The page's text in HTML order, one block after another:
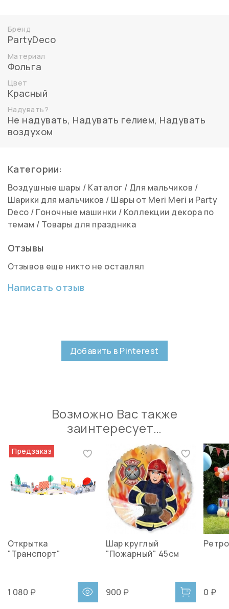
Бренд
PartyDeco
Материал
Фольга
Цвет
Красный
Надувать?
Не надувать, Надувать гелием, Надувать
воздухом
Категории:
Воздушные шары / Каталог / Для мальчиков /
Шарики для мальчиков / Шары от Meri Meri и Party
Deco / Гоночные машинки / Коллекции декора по
темам / Товары для праздника
Отзывы
Отзывов еще никто не оставлял
Написать отзыв
Добавить в Pinterest
Возможно Вас также
заинтересует…
Предзаказ
Открытка
"Транспорт"
1 080 ₽
Шар круглый
"Пожарный" 45см
900 ₽ 0 ₽